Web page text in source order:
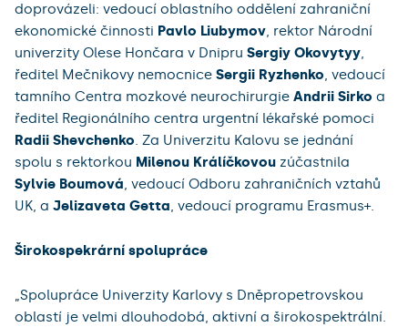
doprovázeli: vedoucí oblastního oddělení zahraniční
ekonomické činnosti Pavlo Liubymov, rektor Národní
univerzity Olese Hončara v Dnipru Sergiy Okovytyy,
ředitel Mečnikovy nemocnice Sergii Ryzhenko, vedoucí
tamního Centra mozkové neurochirurgie Andrii Sirko a
ředitel Regionálního centra urgentní lékařské pomoci
Radii Shevchenko. Za Univerzitu Kalovu se jednání
spolu s rektorkou Milenou Králíčkovou zúčastnila
Sylvie Boumová, vedoucí Odboru zahraničních vztahů
UK, a Jelizaveta Getta, vedoucí programu Erasmus+.
Širokospekrární spolupráce
„Spolupráce Univerzity Karlovy s Dněpropetrovskou
oblastí je velmi dlouhodobá, aktivní a širokospektrální.